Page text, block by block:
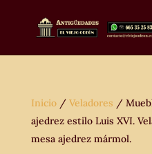
Inicio/ Veladores /
ajedrez estilo Luis XVI.
mesa ajedrez mármol.